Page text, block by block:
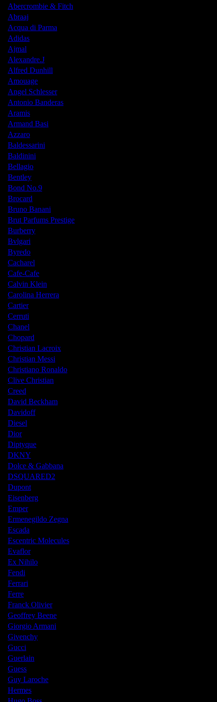
Abercrombie & Fitch
Abraaj
Acqua di Parma
Adidas
Ajmal
Alexandre.J
Alfred Dunhill
Amouage
Angel Schlesser
Antonio Banderas
Aramis
Armand Basi
Azzaro
Baldessarini
Baldinini
Bellagio
Bentley
Bond No.9
Brocard
Bruno Banani
Brut Parfums Prestige
Burberry
Bvlgari
Byredo
Cacharel
Cafe-Cafe
Calvin Klein
Carolina Herrera
Cartier
Cerruti
Chanel
Chopard
Christian Lacroix
Christian Messi
Christiano Ronaldo
Clive Christian
Creed
David Beckham
Davidoff
Diesel
Dior
Diptyque
DKNY
Dolce & Gabbana
DSQUARED2
Dupont
Eisenberg
Emper
Ermenegildo Zegna
Escada
Escentric Molecules
Evaflor
Ex Nihilo
Fendi
Ferrari
Ferre
Franck Olivier
Geoffrey Beene
Giorgio Armani
Givenchy
Gucci
Guerlain
Guess
Guy Laroche
Hermes